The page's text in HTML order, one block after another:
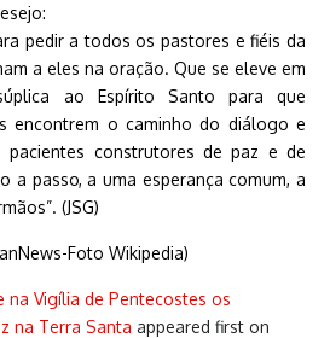
pedir a todos os pastores e fiéis da
a eles na oração. Que se eleve em
ao Espírito Santo para que
encontrem o caminho do diálogo e
pacientes construtores de paz e de
a passo, a uma esperança comum, a
(JSG)
Foto Wikipedia)
na Vigília de Pentecostes os
na Terra Santa appeared first on